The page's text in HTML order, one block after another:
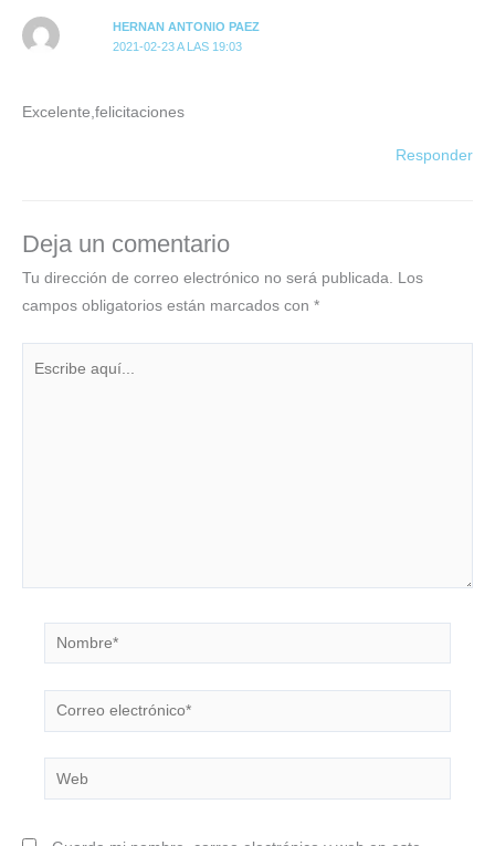
HERNAN ANTONIO PAEZ
2021-02-23 A LAS 19:03
Excelente,felicitaciones
Responder
Deja un comentario
Tu dirección de correo electrónico no será publicada. Los
campos obligatorios están marcados con *
Nombre*
Correo
electrónico*
Web